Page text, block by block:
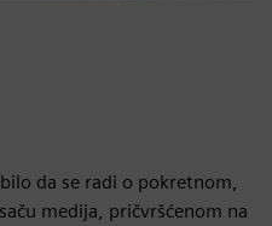
da se radi o pokretnom,
medija, pričvršćenom na